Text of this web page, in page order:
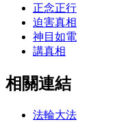
正念正行
迫害真相
神目如電
講真相
相關連結
法輪大法